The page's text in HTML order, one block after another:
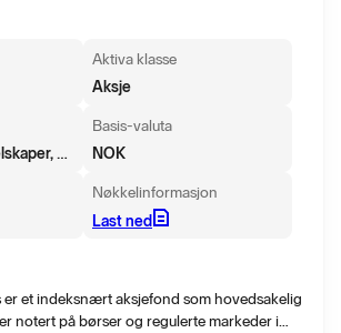
Aktiva klasse
Aksje
Globale, Store selskaper, Blanding
Basis-valuta
NOK
Nøkkelinformasjon
Last ned
er et indeksnært aksjefond som hovedsakelig
notert på børser og regulerte markeder i